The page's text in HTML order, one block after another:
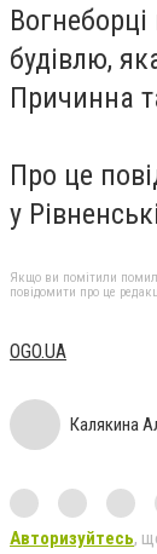
будівлю,
Причинна
Про це
у
Якщо ви помітили
повідомити про це
OGO.UA
Калякина
Авторизуйтесь,